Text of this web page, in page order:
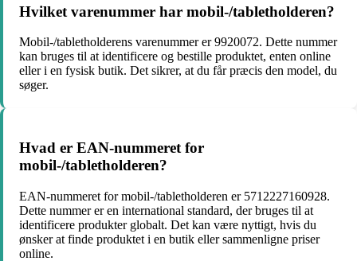
Hvilket varenummer har mobil-/tabletholderen?
Mobil-/tabletholderens varenummer er 9920072. Dette nummer
kan bruges til at identificere og bestille produktet, enten online
eller i en fysisk butik. Det sikrer, at du får præcis den model, du
søger.
Hvad er EAN-nummeret for
mobil-/tabletholderen?
EAN-nummeret for mobil-/tabletholderen er 5712227160928.
Dette nummer er en international standard, der bruges til at
identificere produkter globalt. Det kan være nyttigt, hvis du
ønsker at finde produktet i en butik eller sammenligne priser
online.